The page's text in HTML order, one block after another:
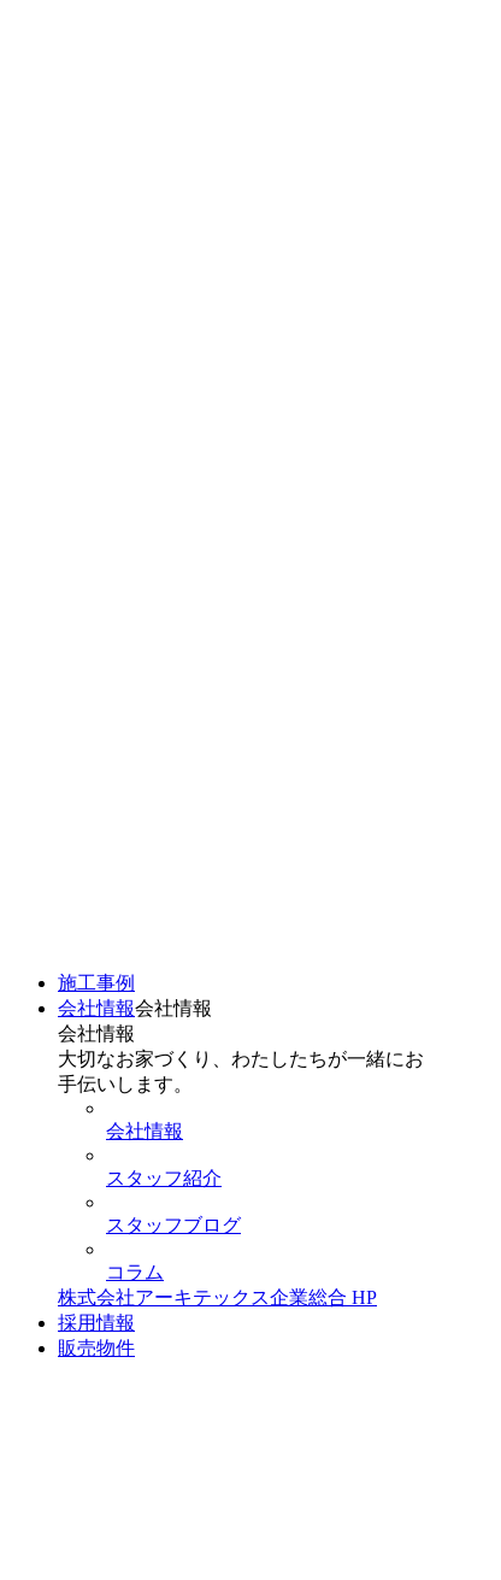
施工事例
会社情報会社情報
会社情報
大切なお家づくり、わたしたちが一緒にお
手伝いします。
会社情報
スタッフ紹介
スタッフブログ
コラム
株式会社アーキテックス企業総合 HP
採用情報
販売物件